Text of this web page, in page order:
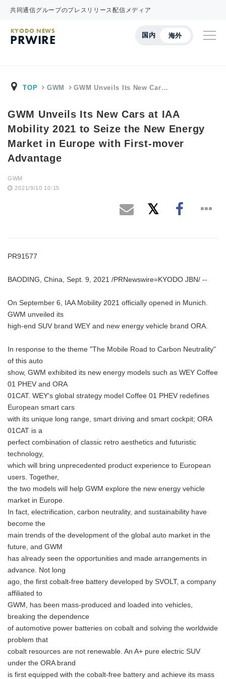
共同通信グループのプレスリリース配信メディア
国内 海外
KYODO NEWS
PRWIRE
TOP GWM GWM Unveils Its New Car…
GWM Unveils Its New Cars at IAA
Mobility 2021 to Seize the New Energy
Market in Europe with First-mover
Advantage
GWM
2021/9/10 10:15
PR91577
BAODING, China, Sept. 9, 2021 /PRNewswire=KYODO JBN/ --
On September 6, IAA Mobility 2021 officially opened in Munich.
GWM unveiled its
high-end SUV brand WEY and new energy vehicle brand ORA.
In response to the theme "The Mobile Road to Carbon Neutrality"
of this auto
show, GWM exhibited its new energy models such as WEY Coffee
01 PHEV and ORA
01CAT. WEY's global strategy model Coffee 01 PHEV redefines
European smart cars
with its unique long range, smart driving and smart cockpit; ORA
01CAT is a
perfect combination of classic retro aesthetics and futuristic
technology,
which will bring unprecedented product experience to European
users. Together,
the two models will help GWM explore the new energy vehicle
market in Europe.
In fact, electrification, carbon neutrality, and sustainability have
become the
main trends of the development of the global auto market in the
future, and GWM
has already seen the opportunities and made arrangements in
advance. Not long
ago, the first cobalt-free battery developed by SVOLT, a company
affiliated to
GWM, has been mass-produced and loaded into vehicles,
breaking the dependence
of automotive power batteries on cobalt and solving the worldwide
problem that
cobalt resources are not renewable. An A+ pure electric SUV
under the ORA brand
is first equipped with the cobalt-free battery and achieve its mass